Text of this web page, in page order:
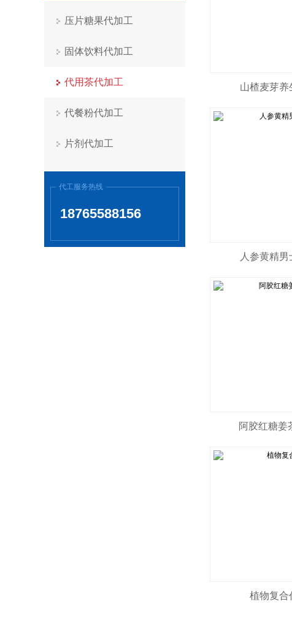
压片糖果代加工
固体饮料代加工
代用茶代加工
代餐粉代加工
片剂代加工
代工服务热线
18765588156
山楂麦芽养
人参黄精
阿胶红糖姜
植物复合